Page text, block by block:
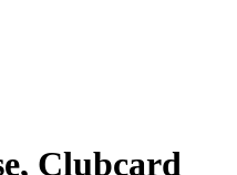
Clubcard